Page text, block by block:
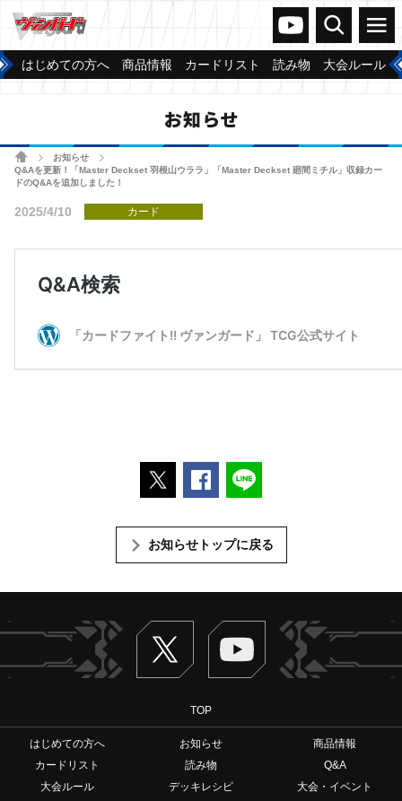
ヴァンガードch
検索 メニュー
はじめての方へ 商品情報 カードリスト 読み物 大会ルール
お知らせ
ホームお知らせ
Q&Aを更新！「Master Deckset 羽根山ウララ」「Master Deckset 廻間ミチル」収録カー
ドのQ&Aを追加しました！
2025/4/10 カード
ポストするFacebookでシェアする
お知らせトップに戻る
Twitter ヴァンガードch
TOP
はじめての方へ お知らせ
商品情報
カードリスト
読み物
Q&A
大会ルール
デッキレシピ
大会・イベント